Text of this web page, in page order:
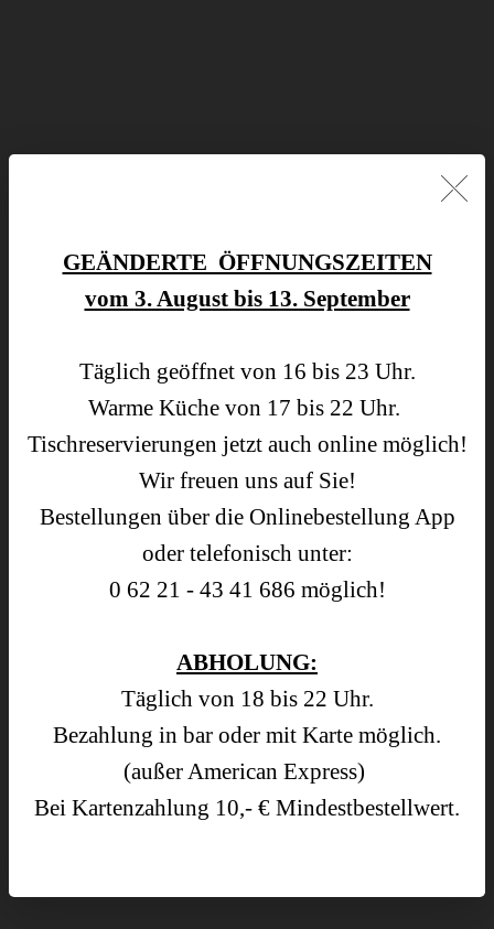
...die Zeit der Pfifferlinge ist da!
ONLINEBESTELLUNG ▸
MITTAGSTISCH ▸
GEÄNDERTE ÖFFNUNGSZEITEN
vom 3. August bis 13. September
Täglich geöffnet von 16 bis 23 Uhr.
Warme Küche von 17 bis 22 Uhr.
Tischreservierungen jetzt auch online möglich!
Wir freuen uns auf Sie!
Bestellungen über die Onlinebestellung App
oder telefonisch unter:
0 62 21 - 43 41 686 möglich!
ABHOLUNG:
Täglich von 18 bis 22 Uhr.
Bezahlung in bar oder mit Karte möglich.
(außer American Express)
Bei Kartenzahlung 10,- € Mindestbestellwert.